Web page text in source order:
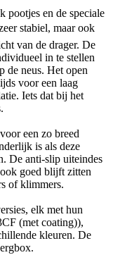
pootjes en de speciale
stabiel, maar ook
van de drager. De
in te stellen
de neus. Het open
voor een laag
Iets dat bij het
een zo breed
is als deze
De anti-slip uiteindes
goed blijft zitten
of klimmers.
elk met hun
(met coating)),
kleuren. De